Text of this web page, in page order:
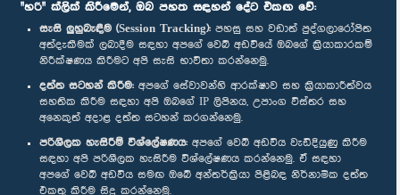
"හරි" ක්ලික් කිරීමෙන්, ඔබ පහත සඳහන් දේට එකඟ වේ:
සැසි ලුහුබැඳීම (Session Tracking): පහසු සහ වඩාත් පුද්ගලාරෝපිත
අත්දැකීමක් ලබාදීම සඳහා අපගේ වෙබ් අඩවියේ ඔබගේ ක්‍රියාකාරකම්
නිරීක්ෂණය කිරීමට අපි සැසි භාවිතා කරන්නෙමු.
දත්ත සටහන් කිරීම: අපගේ සේවාවන්හි ආරක්ෂාව සහ ක්‍රියාකාරීත්වය
සහතික කිරීම සඳහා අපි ඔබගේ IP ලිපිනය, උපාංග විස්තර සහ
අනෙකුත් අදාළ දත්ත සටහන් කරගන්නෙමු.
පරිශීලක හැසිරීම් විශ්ලේෂණය: අපගේ වෙබ් අඩවිය වැඩිදියුණු කිරීම
සඳහා අපි පරිශීලක හැසිරීම විශ්ලේෂණය කරන්නෙමු. ඒ සඳහා
අපගේ වෙබ් අඩවිය සමඟ ඔබේ අන්තර්ක්‍රියා පිළිබඳ නිර්නාමික දත්ත
එකතු කිරීම සිදු කරන්නෙමු.
අප හා සම්බන්ධ වී සිටින්න :
සම්මාන
පෞද්ගලිකත්ව ප්‍රතිපත්තිය